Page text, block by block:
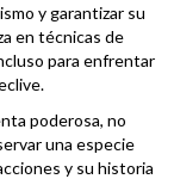
y garantizar su
en técnicas de
para enfrentar
poderosa, no
una especie
y su historia